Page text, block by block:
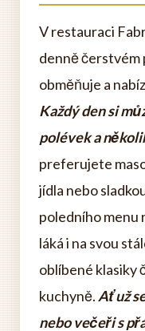
V restauraci
denně čerstvém
obměňuje a
Každý den si
polévek a
preferujete
jídla nebo
poledního menu
láká i na svou
oblíbené klasiky
kuchyně. Ať už
nebo večeři s